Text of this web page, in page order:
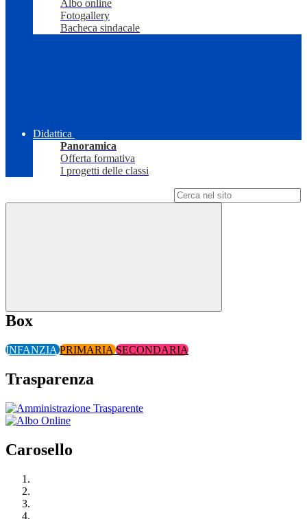
Albo online
Fotogallery
Bacheca sindacale
Didattica
Panoramica
Offerta formativa
I progetti delle classi
Box
INFANZIAPRIMARIASECONDARIA
Trasparenza
Carosello